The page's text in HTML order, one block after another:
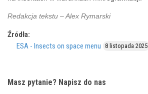
Redakcja tekstu – Alex Rymarski
Źródła:
ESA - Insects on space menu 8 listopada 2025
Masz pytanie? Napisz do nas